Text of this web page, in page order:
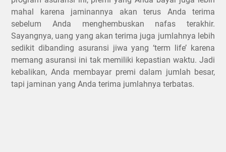
mahal karena jaminannya akan terus Anda terima
sebelum Anda menghembuskan nafas terakhir.
Sayangnya, uang yang akan terima juga jumlahnya lebih
sedikit dibanding asuransi jiwa yang ‘term life’ karena
memang asuransi ini tak memiliki kepastian waktu. Jadi
kebalikan, Anda membayar premi dalam jumlah besar,
tapi jaminan yang Anda terima jumlahnya terbatas.